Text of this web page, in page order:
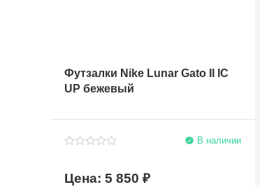
Футзалки Nike Lunar Gato II IC
UP бежевый
В наличии
5 850